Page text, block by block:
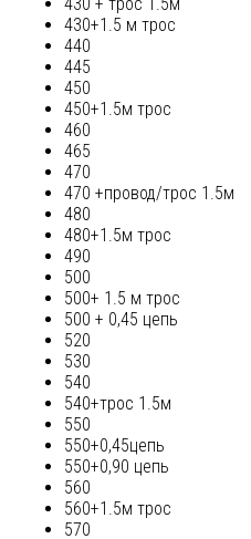
430 + трос 1.5м
430+1.5 м трос
440
445
450
450+1.5м трос
460
465
470
470 +провод/трос 1.5м
480
480+1.5м трос
490
500
500+ 1.5 м трос
500 + 0,45 цепь
520
530
540
540+трос 1.5м
550
550+0,45цепь
550+0,90 цепь
560
560+1.5м трос
570